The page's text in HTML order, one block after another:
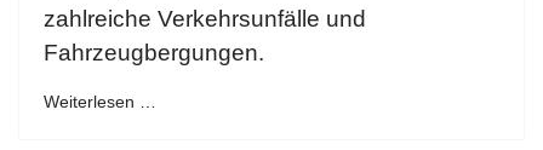
zahlreiche Verkehrsunfälle und
Fahrzeugbergungen.
Weiterlesen …